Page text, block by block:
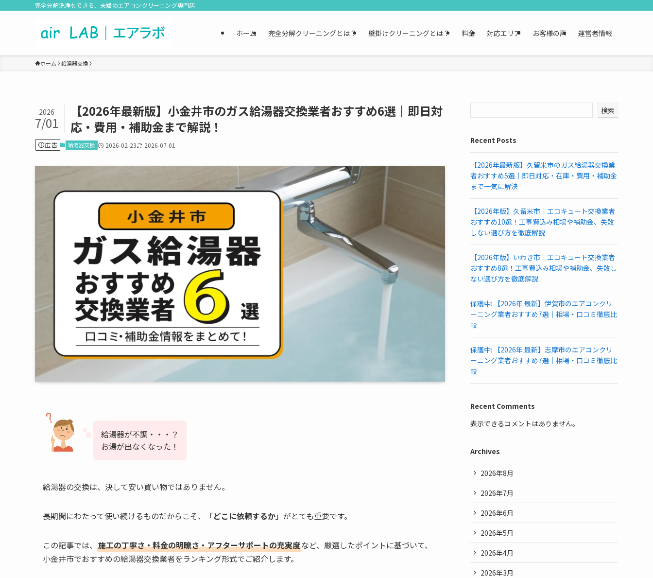
完全分解洗浄もできる、夫婦のエアコンクリーニング専門店
ホーム 完全分解クリーニングとは？ 壁掛けクリーニングとは？ 料金 対応エリア お客様の声 運営者情報
ホーム 給湯器交換
【2026年最新版】小金井市のガス給湯器交換業者おすすめ6選｜即日対
応・費用・補助金まで解説！
2026
7/01
広告 給湯器交換 2026-02-23 2026-07-01
給湯器が不調・・・？
お湯が出なくなった！
給湯器の交換は、決して安い買い物ではありません。
長期間にわたって使い続けるものだからこそ、「どこに依頼するか」がとても重要です。
この記事では、 施工の丁寧さ・料金の明瞭さ・アフターサポートの充実度など、厳選したポイントに基づいて、
小金井市でおすすめの給湯器交換業者をランキング形式でご紹介します。
検索
Recent Posts
【2026年最新版】久留米市のガス給湯器交換業
者おすすめ5選｜即日対応・在庫・費用・補助金
まで一気に解決
【2026年版】久留米市｜エコキュート交換業者
おすすめ10選！工事費込み相場や補助金、失敗
しない選び方を徹底解説
【2026年版】いわき市｜エコキュート交換業者
おすすめ8選！工事費込み相場や補助金、失敗し
ない選び方を徹底解説
保護中: 【2026年 最新】伊賀市のエアコンクリ
ーニング業者おすすめ7選｜相場・口コミ徹底比
較
保護中: 【2026年 最新】志摩市のエアコンクリ
ーニング業者おすすめ7選｜相場・口コミ徹底比
較
Recent Comments
表示できるコメントはありません。
Archives
2026年8月
2026年7月
2026年6月
2026年5月
2026年4月
2026年3月